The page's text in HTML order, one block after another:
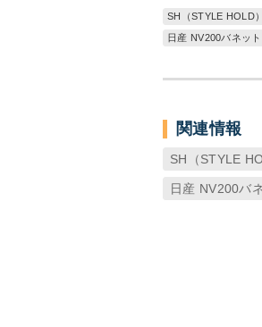
SH（STYLE HOLD）
日産 NV200バネッ
関連情報
SH（STYLE
日産 NV200バ